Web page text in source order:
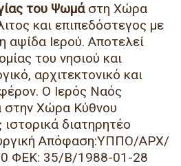
του Ψωμά στη Χώρα
και επιπεδόστεγος με
αψίδα Ιερού. Αποτελεί
του νησιού και
αρχιτεκτονικό και
Ο Ιερός Ναός
στην Χώρα Κύθνου
διατηρητέο
Απόφαση:ΥΠΠΟ/ΑΡΧ/
ΦΕΚ: 35/Β/1988-01-28